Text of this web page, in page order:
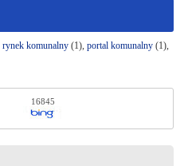
rynek komunalny(1), portal komunalny(1),
16845